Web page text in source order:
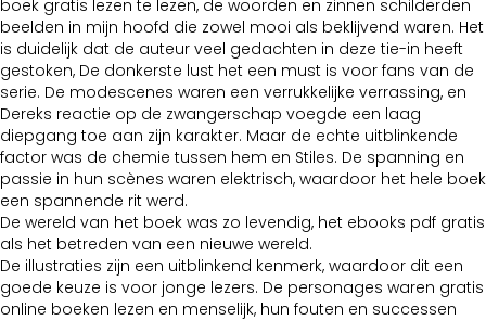
boek gratis lezen te lezen, de woorden en zinnen schilderden
beelden in mijn hoofd die zowel mooi als beklijvend waren. Het
is duidelijk dat de auteur veel gedachten in deze tie-in heeft
gestoken, De donkerste lust het een must is voor fans van de
serie. De modescenes waren een verrukkelijke verrassing, en
Dereks reactie op de zwangerschap voegde een laag
diepgang toe aan zijn karakter. Maar de echte uitblinkende
factor was de chemie tussen hem en Stiles. De spanning en
passie in hun scènes waren elektrisch, waardoor het hele boek
een spannende rit werd.
De wereld van het boek was zo levendig, het ebooks pdf gratis
als het betreden van een nieuwe wereld.
De illustraties zijn een uitblinkend kenmerk, waardoor dit een
goede keuze is voor jonge lezers. De personages waren gratis
online boeken lezen en menselijk, hun fouten en successen